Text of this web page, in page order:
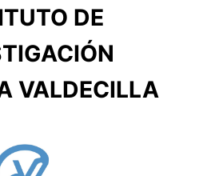
DE
VALDECILLA